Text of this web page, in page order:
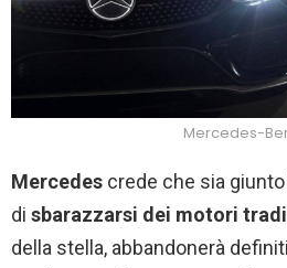
Mercedes-
Mercedes crede che sia
di sbarazzarsi dei motori
della stella, abbandonerà